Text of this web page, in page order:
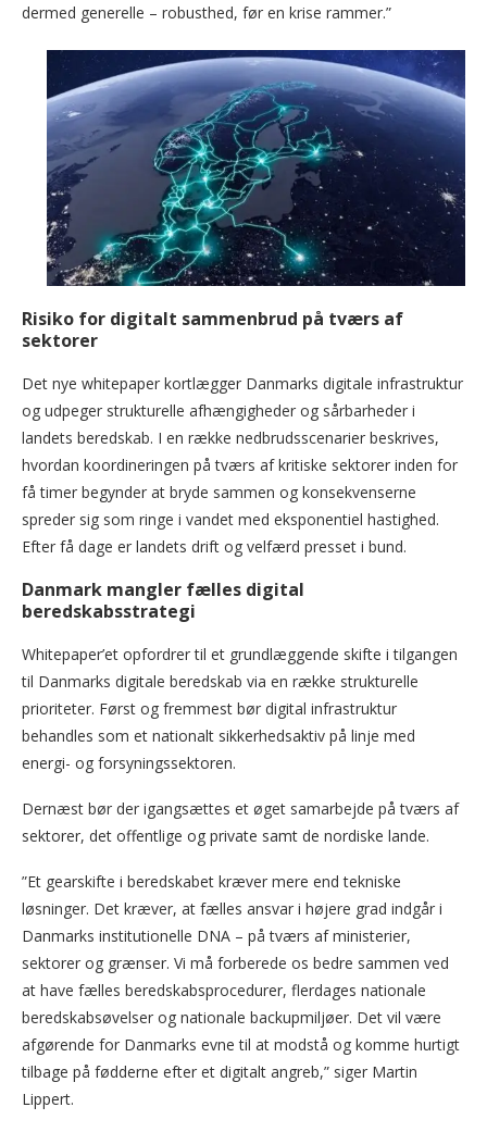
dermed generelle – robusthed, før en krise rammer.”
Risiko for digitalt sammenbrud på tværs af
sektorer
Det nye whitepaper kortlægger Danmarks digitale infrastruktur
og udpeger strukturelle afhængigheder og sårbarheder i
landets beredskab. I en række nedbrudsscenarier beskrives,
hvordan koordineringen på tværs af kritiske sektorer inden for
få timer begynder at bryde sammen og konsekvenserne
spreder sig som ringe i vandet med eksponentiel hastighed.
Efter få dage er landets drift og velfærd presset i bund.
Danmark mangler fælles digital
beredskabsstrategi
Whitepaper’et opfordrer til et grundlæggende skifte i tilgangen
til Danmarks digitale beredskab via en række strukturelle
prioriteter. Først og fremmest bør digital infrastruktur
behandles som et nationalt sikkerhedsaktiv på linje med
energi- og forsyningssektoren.
Dernæst bør der igangsættes et øget samarbejde på tværs af
sektorer, det offentlige og private samt de nordiske lande.
”Et gearskifte i beredskabet kræver mere end tekniske
løsninger. Det kræver, at fælles ansvar i højere grad indgår i
Danmarks institutionelle DNA – på tværs af ministerier,
sektorer og grænser. Vi må forberede os bedre sammen ved
at have fælles beredskabsprocedurer, flerdages nationale
beredskabsøvelser og nationale backupmiljøer. Det vil være
afgørende for Danmarks evne til at modstå og komme hurtigt
tilbage på fødderne efter et digitalt angreb,” siger Martin
Lippert.